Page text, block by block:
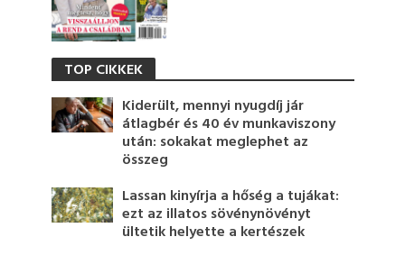
TOP CIKKEK
Kiderült, mennyi nyugdíj jár
átlagbér és 40 év munkaviszony
után: sokakat meglephet az
összeg
Lassan kinyírja a hőség a tujákat:
ezt az illatos sövénynövényt
ültetik helyette a kertészek